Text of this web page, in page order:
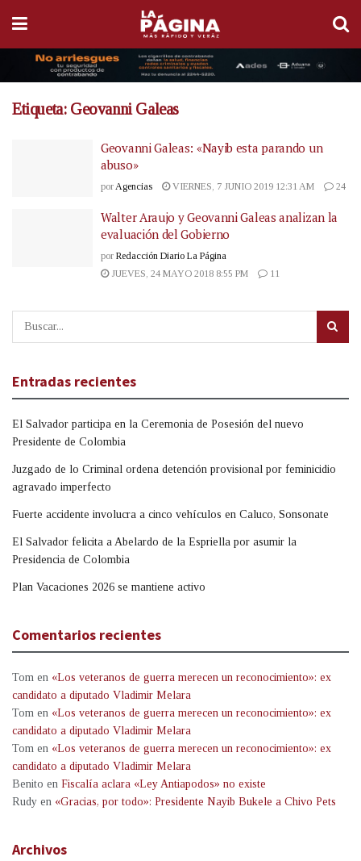
Etiqueta: Geovanni Galeas
Geovanni Galeas: «Nayib esta parando un
abuso»
por Agencias VIERNES, 7 JUNIO 2019 12:31 AM 24
Walter Araujo y Geovanni Galeas analizan la
evaluación del Gobierno
por Redacción Diario La Página
JUEVES, 24 MAYO 2018 8:55 PM
11
Entradas recientes
El Salvador participa en la Ceremonia de Posesión del nuevo
Presidente de Colombia
Juzgado de lo Criminal ordena detención provisional por feminicidio
agravado imperfecto
Fuerte accidente involucra a cinco vehículos en Caluco, Sonsonate
El Salvador felicita a Abelardo de la Espriella por asumir la
Presidencia de Colombia
Plan Vacaciones 2026 se mantiene activo
Comentarios recientes
Tom en «Los veteranos de guerra merecen un reconocimiento»: ex
candidato a diputado Vladimir Melara
Tom en «Los veteranos de guerra merecen un reconocimiento»: ex
candidato a diputado Vladimir Melara
Tom en «Los veteranos de guerra merecen un reconocimiento»: ex
candidato a diputado Vladimir Melara
Benito en Fiscalía aclara «Ley Antiapodos» no existe
Rudy en «Gracias, por todo»: Presidente Nayib Bukele a Chivo Pets
Archivos